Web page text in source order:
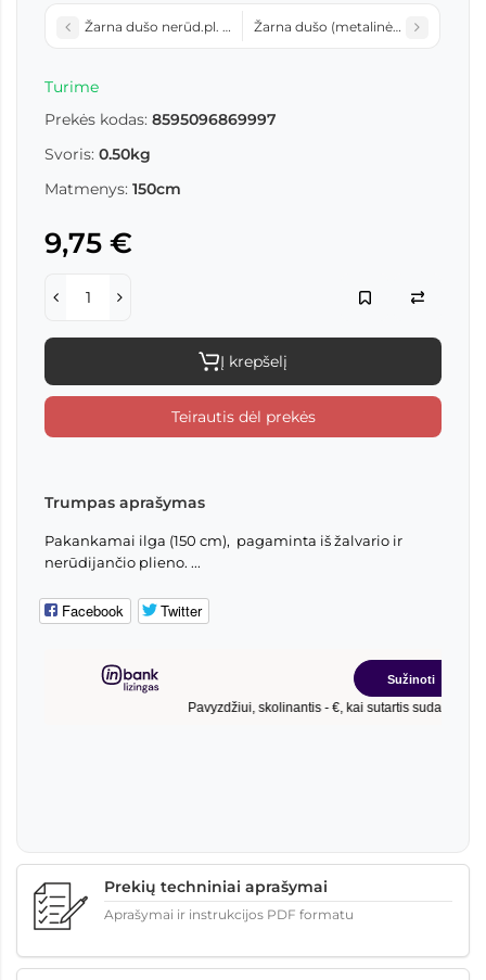
Žarna dušo nerūd.pl. E011/E013Žarna dušo (metalinė konusinė 150
Turime
Prekės kodas: 8595096869997
Svoris: 0.50kg
Matmenys: 150cm
9,75 €
Į krepšelį
Teirautis dėl prekės
Trumpas aprašymas
Pakankamai ilga (150 cm), pagaminta iš žalvario ir
nerūdijančio plieno. ...
Facebook Twitter
Prekių techniniai aprašymai
Aprašymai ir instrukcijos PDF formatu